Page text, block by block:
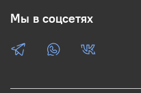
Мы в соцсетях